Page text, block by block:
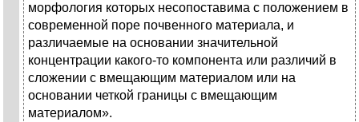
морфология которых несопоставима с положением в
современной поре почвенного материала, и
различаемые на основании значительной
концентрации какого-то компонента или различий в
сложении с вмещающим материалом или на
основании четкой границы с вмещающим
материалом».